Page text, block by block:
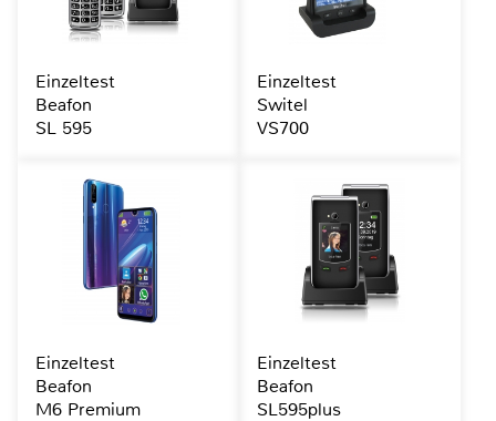
Einzeltest
Beafon
SL 595
Einzeltest
Switel
VS700
Einzeltest
Beafon
M6 Premium
Einzeltest
Beafon
SL595plus